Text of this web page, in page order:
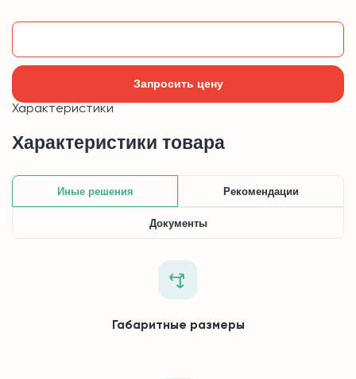
Запросить цену
Характеристики
Характеристики товара
Иные решения Рекомендации
Документы
Габаритные размеры